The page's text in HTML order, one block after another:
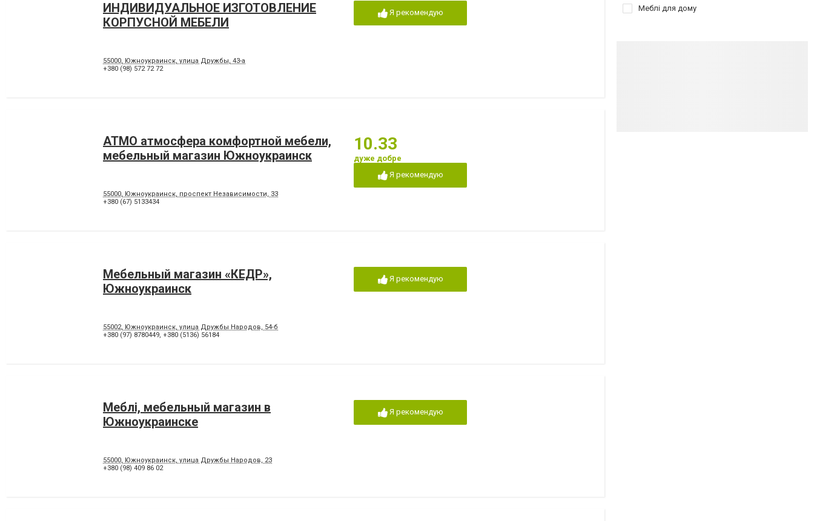
ИНДИВИДУАЛЬНОЕ ИЗГОТОВЛЕНИЕ
КОРПУСНОЙ МЕБЕЛИ
55000, Южноукраинск, улица Дружбы, 43-а
+380 (98) 572 72 72
Я рекомендую
АТМО атмосфера комфортной мебели,
мебельный магазин Южноукраинск
55000, Южноукраинск, проспект Независимости, 33
+380 (67) 5133434
10.33
дуже добре
Я рекомендую
Мебельный магазин «КЕДР»,
Южноукраинск
55002, Южноукраинск, улица Дружбы Народов, 54-б
+380 (97) 8780449, +380 (5136) 56184
Я рекомендую
Меблі, мебельный магазин в
Южноукраинске
55000, Южноукраинск, улица Дружбы Народов, 23
+380 (98) 409 86 02
Я рекомендую
Меблі для дому